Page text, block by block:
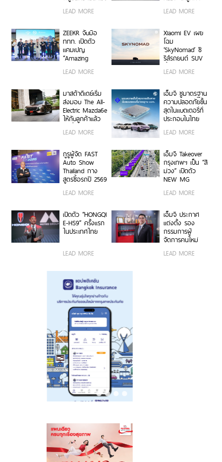
แนวคิด ‘All
Powertrains’
LEAD MORE กลุ่มแรกในงาน
“NextFest”
LEAD MORE
ZEEKR จับมือ
ททท. เปิดตัว
แคมเปญ
“Amazing
Thailand in
ZEEKR Luxury
การท่องเที่ยวเชิง
คุณภาพด้วยยาน
ยนต์ไฟฟ้า
LEAD MORE
Xiaomi EV เผย
โฉม
‘SkyNomad’ ซี
รีส์รถยนต์ SUV
พื้นที่กว้างสุด
อัจฉริยะ ปรับ
ดั่งใจ
LEAD MORE
มาสด้าดีเดย์เริ่ม
ส่งมอบ The All-
Electric Mazda6e
ให้กับลูกค้าแล้ว
วันนี้
LEAD MORE
เอ็มจี ชูมาตรฐาน
ความปลอดภัยขั้น
สุดในแบตเตอรี่ที่
ประกอบในไทย
ด้วยนวัตกรรม
ป้องกันและ
(Thermal
Management)
เต็มรูปแบบ
LEAD MORE
กูรูผู้จัด FAST
Auto Show
Thailand กาง
สูตรซื้อรถปี 2569
บริหารความคุ้ม
ค่าในยุคค่าครอง
LEAD MORE
เอ็มจี Takeover
กรุงเทพฯ เป็น “สี
ม่วง” เปิดตัว
NEW MG
URBAN สร้าง
สีสันใหม่ให้กับ
LEAD MORE
เปิดตัว “HONGQI
E-HS9” ครั้งแรก
ในประเทศไทย
LEAD MORE
เอ็มจี ประกาศ
แต่งตั้ง รอง
กรรมการผู้
จัดการคนใหม่
“นายฉัตวิทัย ตัน
ตราภรณ์” เสริม
LEAD MORE